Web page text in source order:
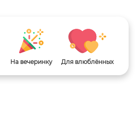
На вечеринку Для влюблённых